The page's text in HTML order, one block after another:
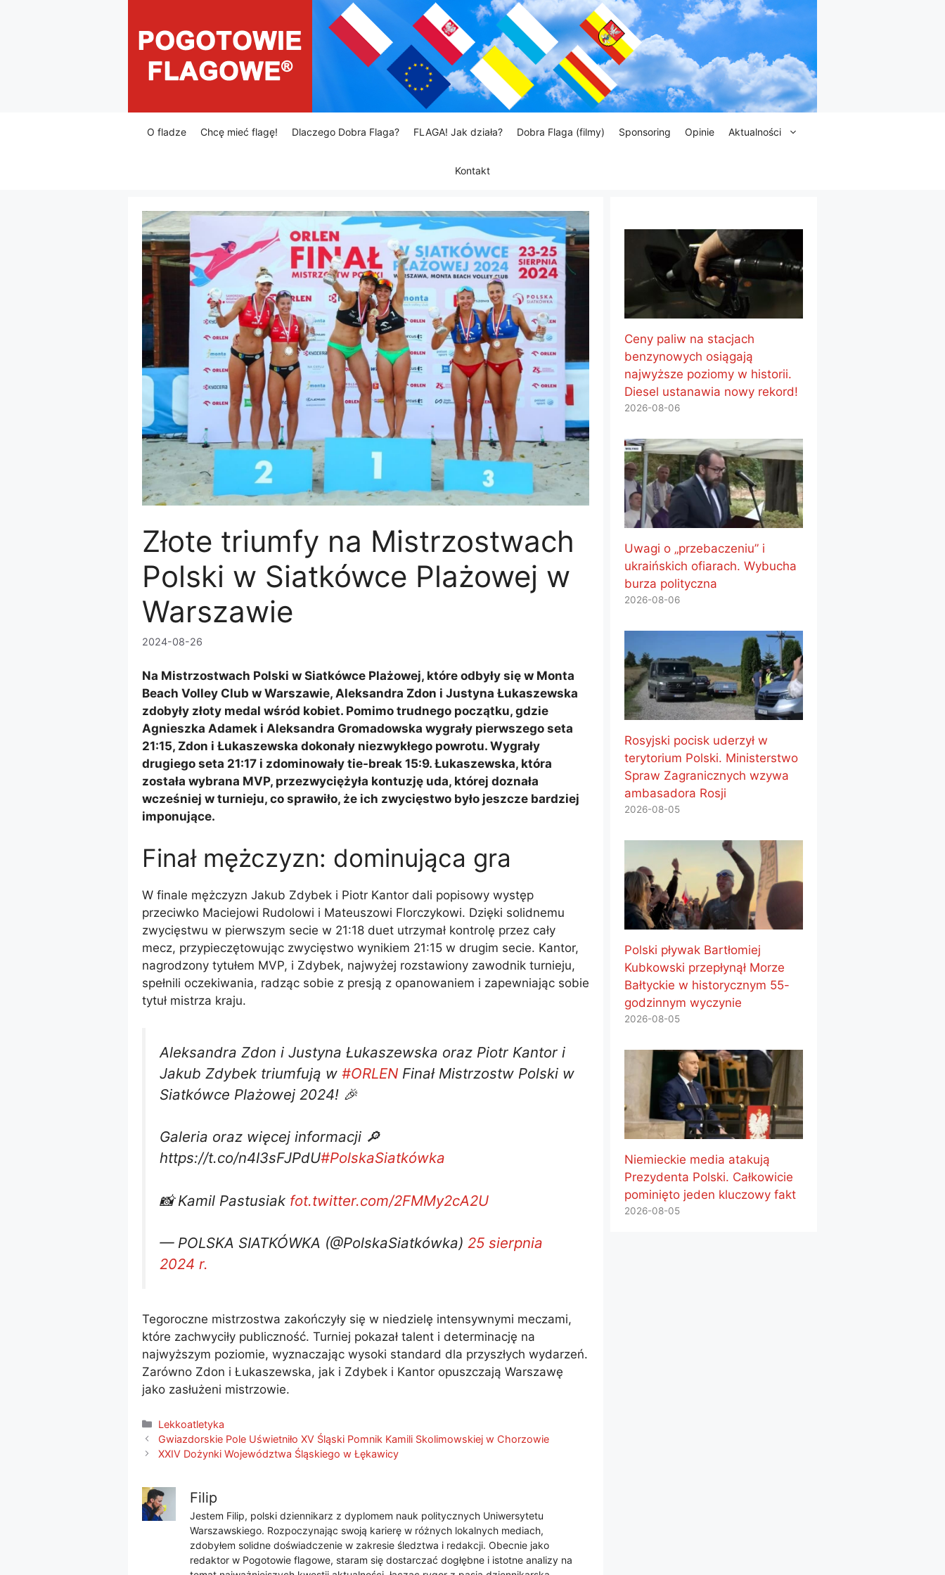
O fladze Chcę mieć flagę! Dlaczego Dobra Flaga? FLAGA! Jak działa? Dobra Flaga (filmy) Sponsoring Opinie Aktualności
Kontakt
Złote triumfy na Mistrzostwach
Polski w Siatkówce Plażowej w
Warszawie
2024-08-26
Na Mistrzostwach Polski w Siatkówce Plażowej, które odbyły się w Monta
Beach Volley Club w Warszawie, Aleksandra Zdon i Justyna Łukaszewska
zdobyły złoty medal wśród kobiet. Pomimo trudnego początku, gdzie
Agnieszka Adamek i Aleksandra Gromadowska wygrały pierwszego seta
21:15, Zdon i Łukaszewska dokonały niezwykłego powrotu. Wygrały
drugiego seta 21:17 i zdominowały tie-break 15:9. Łukaszewska, która
została wybrana MVP, przezwyciężyła kontuzję uda, której doznała
wcześniej w turnieju, co sprawiło, że ich zwycięstwo było jeszcze bardziej
imponujące.
Finał mężczyzn: dominująca gra
W finale mężczyzn Jakub Zdybek i Piotr Kantor dali popisowy występ
przeciwko Maciejowi Rudolowi i Mateuszowi Florczykowi. Dzięki solidnemu
zwycięstwu w pierwszym secie w 21:18 duet utrzymał kontrolę przez cały
mecz, przypieczętowując zwycięstwo wynikiem 21:15 w drugim secie. Kantor,
nagrodzony tytułem MVP, i Zdybek, najwyżej rozstawiony zawodnik turnieju,
spełnili oczekiwania, radząc sobie z presją z opanowaniem i zapewniając sobie
tytuł mistrza kraju.
Aleksandra Zdon i Justyna Łukaszewska oraz Piotr Kantor i
Jakub Zdybek triumfują w #ORLEN Finał Mistrzostw Polski w
Siatkówce Plażowej 2024! 🎉
Galeria oraz więcej informacji 🔎
https://t.co/n4I3sFJPdU#PolskaSiatkówka
📸 Kamil Pastusiak fot.twitter.com/2FMMy2cA2U
— POLSKA SIATKÓWKA (@PolskaSiatkówka) 25 sierpnia
2024 r.
Tegoroczne mistrzostwa zakończyły się w niedzielę intensywnymi meczami,
które zachwyciły publiczność. Turniej pokazał talent i determinację na
najwyższym poziomie, wyznaczając wysoki standard dla przyszłych wydarzeń.
Zarówno Zdon i Łukaszewska, jak i Zdybek i Kantor opuszczają Warszawę
jako zasłużeni mistrzowie.
Kategorie
Lekkoatletyka
Gwiazdorskie Pole Uświetniło XV Śląski Pomnik Kamili Skolimowskiej w Chorzowie
XXIV Dożynki Województwa Śląskiego w Łękawicy
Filip
Jestem Filip, polski dziennikarz z dyplomem nauk politycznych Uniwersytetu
Warszawskiego. Rozpoczynając swoją karierę w różnych lokalnych mediach,
zdobyłem solidne doświadczenie w zakresie śledztwa i redakcji. Obecnie jako
redaktor w Pogotowie flagowe, staram się dostarczać dogłębne i istotne analizy na
Ceny paliw na stacjach
benzynowych osiągają
najwyższe poziomy w historii.
Diesel ustanawia nowy rekord!
2026-08-06
Uwagi o „przebaczeniu” i
ukraińskich ofiarach. Wybucha
burza polityczna
2026-08-06
Rosyjski pocisk uderzył w
terytorium Polski. Ministerstwo
Spraw Zagranicznych wzywa
ambasadora Rosji
2026-08-05
Polski pływak Bartłomiej
Kubkowski przepłynął Morze
Bałtyckie w historycznym 55-
godzinnym wyczynie
2026-08-05
Niemieckie media atakują
Prezydenta Polski. Całkowicie
pominięto jeden kluczowy fakt
2026-08-05